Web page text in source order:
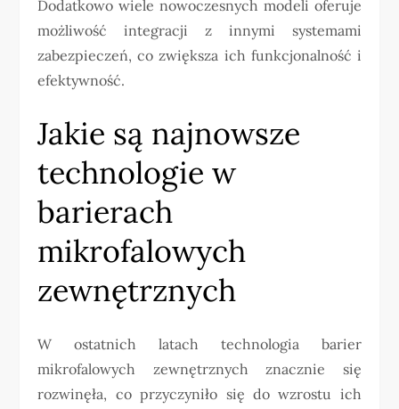
Dodatkowo wiele nowoczesnych modeli oferuje
możliwość integracji z innymi systemami
zabezpieczeń, co zwiększa ich funkcjonalność i
efektywność.
Jakie są najnowsze
technologie w
barierach
mikrofalowych
zewnętrznych
W ostatnich latach technologia barier
mikrofalowych zewnętrznych znacznie się
rozwinęła, co przyczyniło się do wzrostu ich